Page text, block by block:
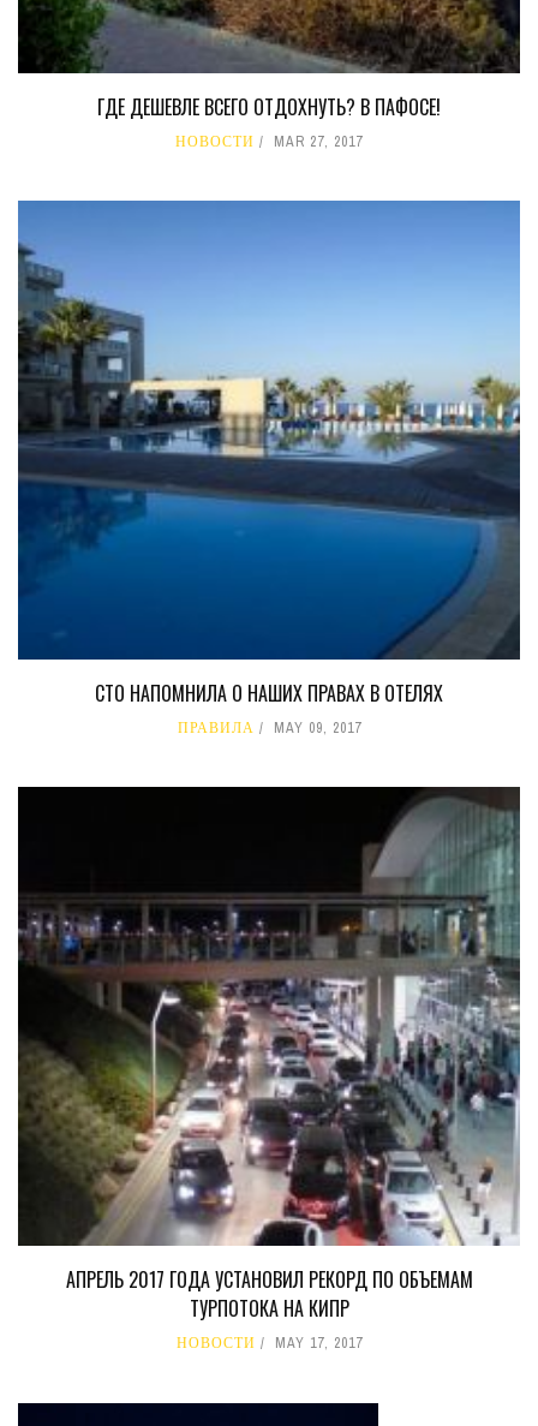
ГДЕ ДЕШЕВЛЕ ВСЕГО ОТДОХНУТЬ? В ПАФОСЕ!
НОВОСТИ MAR 27, 2017
СТО НАПОМНИЛА О НАШИХ ПРАВАХ В ОТЕЛЯХ
ПРАВИЛА MAY 09, 2017
АПРЕЛЬ 2017 ГОДА УСТАНОВИЛ РЕКОРД ПО ОБЪЕМАМ
ТУРПОТОКА НА КИПР
НОВОСТИ MAY 17, 2017